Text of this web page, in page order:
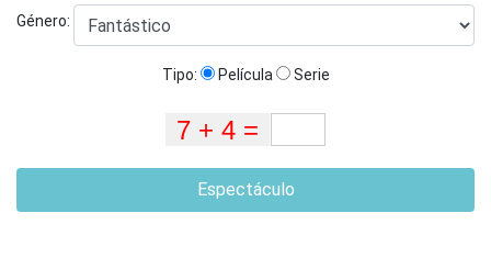
Género:
Tipo: Película Serie
Espectáculo